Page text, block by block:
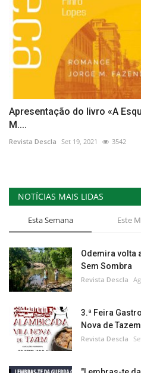
Apresentação do livro «A
M....
Revista Descla Set 19, 2021 3542
NOTÍCIAS MAIS LIDAS
Esta Semana Este
Odemira volta
Sem Sombra
Revista Descla
3.ª Feira
Nova de Tazem
Revista Descla